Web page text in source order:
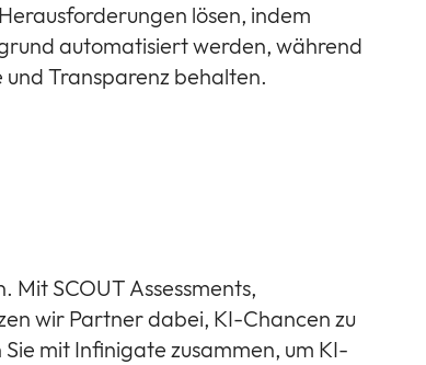
lösen, indem
automatisiert werden, während
Transparenz behalten.
SCOUT Assessments,
wir Partner dabei, KI-Chancen zu
mit Infinigate zusammen, um KI-